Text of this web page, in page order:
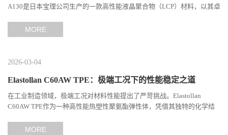
A130是日本宝理公司生产的一款高性能液晶聚合物（LCP）材料，以其卓
MORE
2026-03-04
Elastollan C60AW TPE：极端工况下的性能稳定之道
在工业制造领域，极端工况对材料性能提出了严苛挑战。Elastollan
C60AW TPE作为一种高性能热塑性聚氨酯弹性体，凭借其独特的化学结
MORE